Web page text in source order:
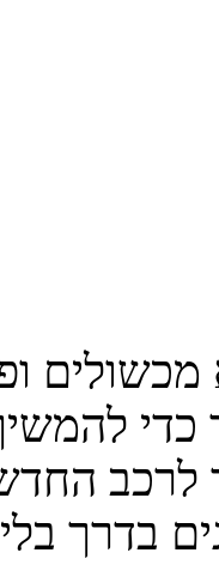
לרכב